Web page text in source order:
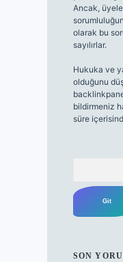
Ancak,
olarak bu
sayılırlar.
Hukuka ve
olduğunu
bildirmeniz
süre
SON